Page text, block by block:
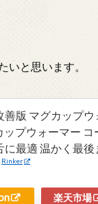
いと思います。
善版 マグカップ
ップウォーマー
最適 温かく最
Rinker
楽天市場